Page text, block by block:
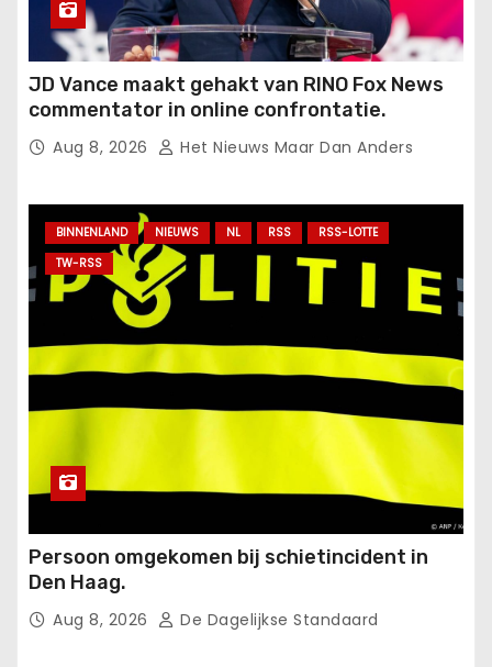
JD Vance maakt gehakt van RINO Fox News
commentator in online confrontatie.
Aug 8, 2026 Het Nieuws Maar Dan Anders
BINNENLAND NIEUWS NL RSS
RSS-LOTTE
TW-RSS
Persoon omgekomen bij schietincident in
Den Haag.
Aug 8, 2026 De Dagelijkse Standaard